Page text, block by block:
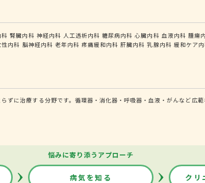
腎臓内科 神経内科 人工透析内科 糖尿病内科 心臓内科 血液内科 腫瘍
性内科 脳神経内科 老年内科 疼痛緩和内科 肝臓内科 乳腺内科 緩和ケア
に治療する分野です。循環器・消化器・呼吸器・血液・がんなど広範
悩みに寄り添うアプローチ
病気を知る クリ